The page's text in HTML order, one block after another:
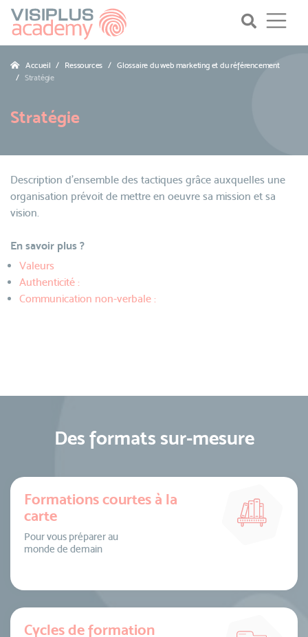
Accueil Ressources
Glossaire du web marketing et du référencement
Stratégie
Stratégie
Description d’ensemble des tactiques grâce auxquelles une
organisation prévoit de mettre en oeuvre sa mission et sa
vision.
En savoir plus ?
Valeurs
Authenticité :
Communication non-verbale :
Des formats sur-mesure
Formations courtes à la
carte
Pour vous préparer au
monde de demain
Cycles de formation